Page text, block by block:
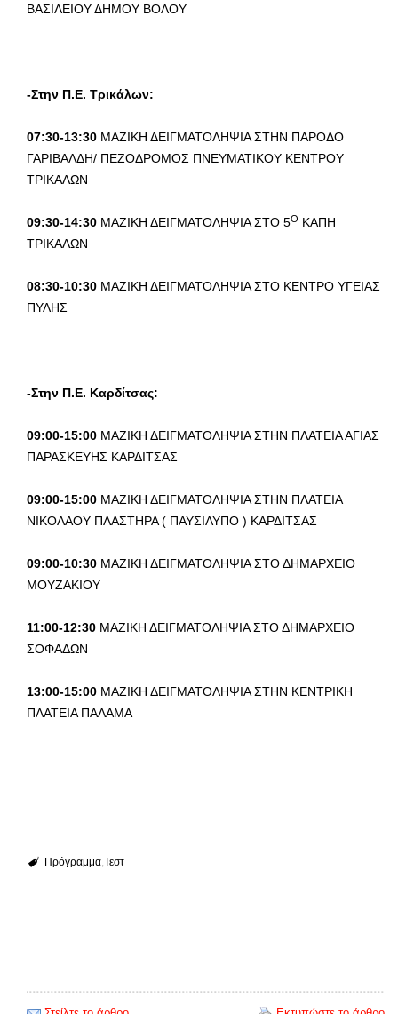
ΒΑΣΙΛΕΙΟΥ ΔΗΜΟΥ ΒΟΛΟΥ
-Στην Π.Ε. Τρικάλων:
07:30-13:30 ΜΑΖΙΚΗ ΔΕΙΓΜΑΤΟΛΗΨΙΑ ΣΤΗΝ ΠΑΡΟΔΟ
ΓΑΡΙΒΑΛΔΗ/ ΠΕΖΟΔΡΟΜΟΣ ΠΝΕΥΜΑΤΙΚΟΥ ΚΕΝΤΡΟΥ
ΤΡΙΚΑΛΩΝ
09:30-14:30 ΜΑΖΙΚΗ ΔΕΙΓΜΑΤΟΛΗΨΙΑ ΣΤΟ 5Ο ΚΑΠΗ
ΤΡΙΚΑΛΩΝ
08:30-10:30 ΜΑΖΙΚΗ ΔΕΙΓΜΑΤΟΛΗΨΙΑ ΣΤΟ ΚΕΝΤΡΟ ΥΓΕΙΑΣ
ΠΥΛΗΣ
-Στην Π.Ε. Καρδίτσας:
09:00-15:00 ΜΑΖΙΚΗ ΔΕΙΓΜΑΤΟΛΗΨΙΑ ΣΤΗΝ ΠΛΑΤΕΙΑ ΑΓΙΑΣ
ΠΑΡΑΣΚΕΥΗΣ ΚΑΡΔΙΤΣΑΣ
09:00-15:00 ΜΑΖΙΚΗ ΔΕΙΓΜΑΤΟΛΗΨΙΑ ΣΤΗΝ ΠΛΑΤΕΙΑ
ΝΙΚΟΛΑΟΥ ΠΛΑΣΤΗΡΑ ( ΠΑΥΣΙΛΥΠΟ ) ΚΑΡΔΙΤΣΑΣ
09:00-10:30 ΜΑΖΙΚΗ ΔΕΙΓΜΑΤΟΛΗΨΙΑ ΣΤΟ ΔΗΜΑΡΧΕΙΟ
ΜΟΥΖΑΚΙΟΥ
11:00-12:30 ΜΑΖΙΚΗ ΔΕΙΓΜΑΤΟΛΗΨΙΑ ΣΤΟ ΔΗΜΑΡΧΕΙΟ
ΣΟΦΑΔΩΝ
13:00-15:00 ΜΑΖΙΚΗ ΔΕΙΓΜΑΤΟΛΗΨΙΑ ΣΤΗΝ ΚΕΝΤΡΙΚΗ
ΠΛΑΤΕΙΑ ΠΑΛΑΜΑ
Πρόγραμμα Τεστ